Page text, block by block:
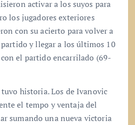
activar a los suyos para
los jugadores exteriores
con su acierto para volver a
y llegar a los últimos 10
el partido encarrilado (69-
historia. Los de Ivanovic
el tempo y ventaja del
sumando una nueva victoria